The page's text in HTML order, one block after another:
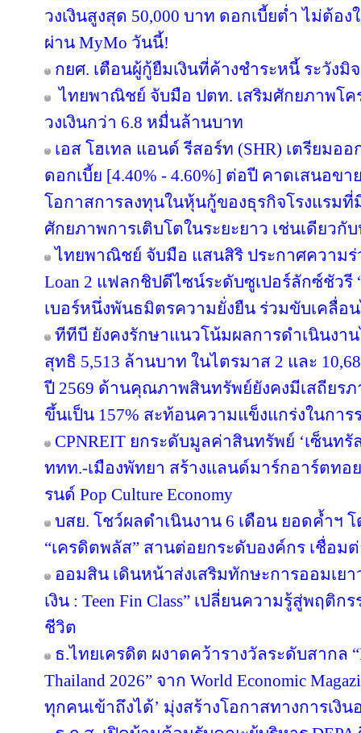
วงเงินสูงสุด 50,000 บาท ดอกเบี้ยต่ำ ไม่ต้
ผ่าน MyMo วันนี้!
กยศ. เตือนผู้กู้ยืมเงินที่ค้างชำระหนี้ ระวัง
ไทยพาณิชย์ จับมือ ปตท. เสริมศักยภาพโค
วงเงินกว่า 6.8 หมื่นล้านบาท
เอส โฮเทล แอนด์ รีสอร์ท (SHR) เตรียมอ
ดอกเบี้ย [4.40% - 4.60%] ต่อปี คาดเสนอขา
โอกาสการลงทุนในหุ้นกู้ของธุรกิจโรงแรม
ศักยภาพการเติบโตในระยะยาว เช่นเดียวกั
ไทยพาณิชย์ จับมือ แสนสิริ ประกาศความร่
Loan 2 แฟลกชิปดีไซน์ระดับซูเปอร์ลักซ์ชัว
เบอร์หนึ่งพันธมิตรความยั่งยืน ร่วมขับเคลื่อ
ทีทีบี ยังคงรักษาแนวโน้มผลการดำเนินงา
สุทธิ 5,513 ล้านบาท ในไตรมาส 2 และ
ปี 2569 ด้านคุณภาพสินทรัพย์ยังคงมีเสถียรภ
ขึ้นเป็น 157% สะท้อนความแข็งแกร่งในการ
CPNREIT ยกระดับมูลค่าสินทรัพย์ ‘เซ็นทรั
ททท.-เมืองพัทยา สร้างแลนด์มาร์กอาร์ตทอ
รนด์ Pop Culture Economy
บสย. โชว์ผลดำเนินงาน 6 เดือน ยอดค้ำฯ
“เครดิตพลัส” สานต่อยกระดับองค์กร เชื่อมต่
ออมสิน เดินหน้าส่งเสริมทักษะการออมเยา
เงิน : Teen Fin Class” เปลี่ยนความรู้สู่พฤติ
ชีวิต
ธ.ไทยเครดิต ผงาดคว้ารางวัลระดับสากล
Thailand 2026” จาก World Economic
ทุกคนเข้าถึงได้’ มุ่งสร้างโอกาสทางการเงิน